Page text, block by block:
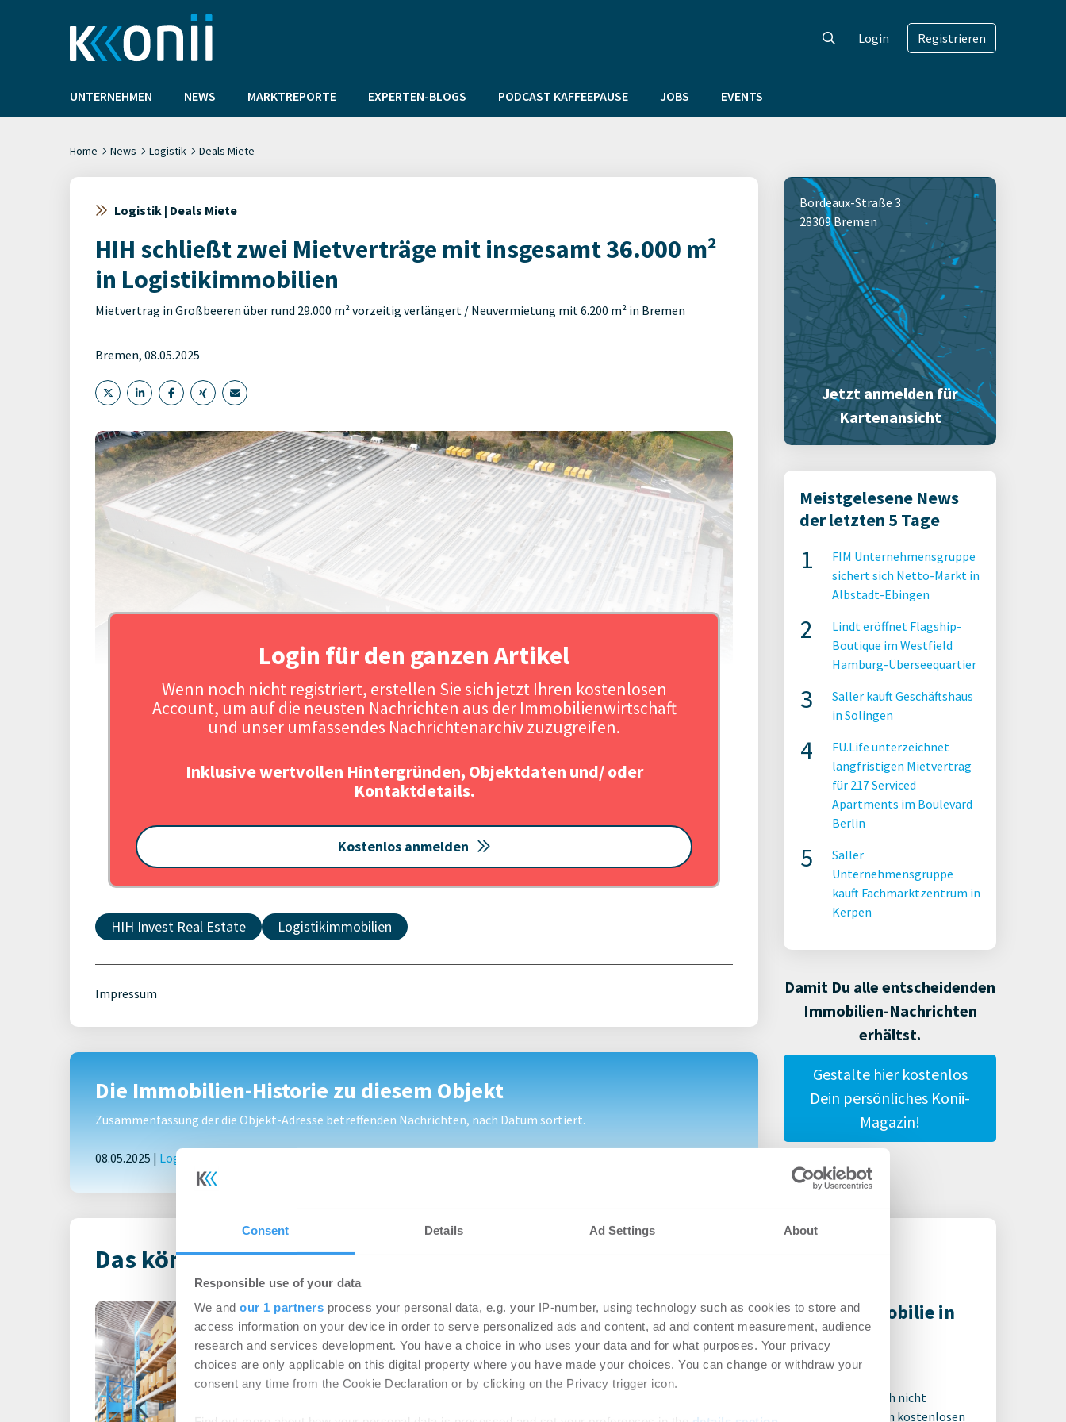
Consent Details Ad Settings About
Responsible use of your data
We and our 1 partners process your personal data, e.g. your IP-number, using technology such as cookies to store and
access information on your device in order to serve personalized ads and content, ad and content measurement, audience
research and services development. You have a choice in who uses your data and for what purposes. Your privacy
choices are only applicable on this digital property where you have made your choices. You can change or withdraw your
consent any time from the Cookie Declaration or by clicking on the Privacy trigger icon.
Login Registrieren
UNTERNEHMEN NEWS MARKTREPORTE EXPERTEN-BLOGS PODCAST KAFFEEPAUSE JOBS EVENTS
Home News Logistik Deals Miete
Logistik | Deals Miete
HIH schließt zwei Mietverträge mit insgesamt 36.000 m²
in Logistikimmobilien
Mietvertrag in Großbeeren über rund 29.000 m² vorzeitig verlängert / Neuvermietung mit 6.200 m² in Bremen
Bremen, 08.05.2025
Quelle: HIH Invest
Login für den ganzen Artikel
Wenn noch nicht registriert, erstellen Sie sich jetzt Ihren kostenlosen
Account, um auf die neusten Nachrichten aus der Immobilienwirtschaft
und unser umfassendes Nachrichtenarchiv zuzugreifen.
Inklusive wertvollen Hintergründen, Objektdaten und/ oder
Kontaktdetails.
Kostenlos anmelden
HIH Invest Real Estate Logistikimmobilien
Impressum
Die Immobilien-Historie zu diesem Objekt
Zusammenfassung der die Objekt-Adresse betreffenden Nachrichten, nach Datum sortiert.
08.05.2025 | Logistik
Bordeaux-Straße 3
28309 Bremen
Jetzt anmelden für
Kartenansicht
Meistgelesene News
der letzten 5 Tage
FIM Unternehmensgruppe
sichert sich Netto-Markt in
Albstadt-Ebingen
Lindt eröffnet Flagship-
Boutique im Westfield
Hamburg-Überseequartier
Saller kauft Geschäftshaus
in Solingen
FU.Life unterzeichnet
langfristigen Mietvertrag
für 217 Serviced
Apartments im Boulevard
Berlin
Saller
Unternehmensgruppe
kauft Fachmarktzentrum in
Kerpen
Damit Du alle entscheidenden
Immobilien-Nachrichten
erhältst.
Gestalte hier kostenlos
Dein persönliches Konii-
Magazin!
Das könnte Dich auch interessieren
Dachser erweitert Logistikfläche
in von CBRE Investment
Management gemanagtem Objekt
in Neu-Isenburg
Logivest vermittelt Immobilie in
Lüneburg
Logistik | Deals Miete-04.08.2026
Login für den ganzen Artikel Wenn noch nicht
registriert, erstellen Sie sich jetzt Ihren kostenlosen